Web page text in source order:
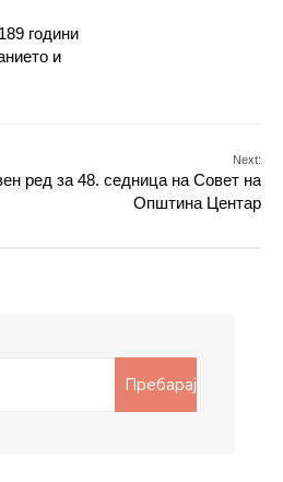
години
и
Next:
ред за 48. седница на Совет на
Општина Центар
Пребарај